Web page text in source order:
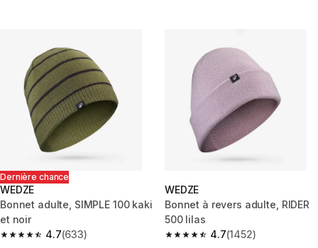
Dernière chance
WEDZE
Bonnet adulte, SIMPLE 100 kaki
et noir
4.7
4.7 out of 5 stars from 633 reviews
(633)
WEDZE
Bonnet à revers adulte, RIDER
500 lilas
4.7
4.7 out of 5 stars from 1452
(1452)